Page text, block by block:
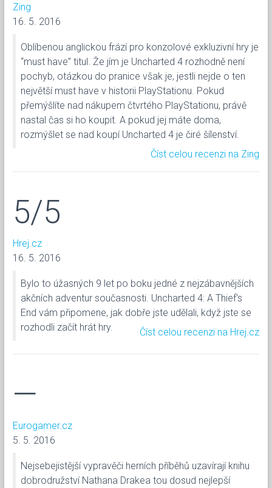
Zing
16. 5. 2016
Oblíbenou anglickou frází pro konzolové exkluzivní hry je
“must have” titul. Že jím je Uncharted 4 rozhodně není
pochyb, otázkou do pranice však je, jestli nejde o ten
největší must have v historii PlayStationu. Pokud
přemýšlíte nad nákupem čtvrtého PlayStationu, právě
nastal čas si ho koupit. A pokud jej máte doma,
rozmýšlet se nad koupí Uncharted 4 je čiré šílenství.
Číst celou recenzi na Zing
5/5
Hrej.cz
16. 5. 2016
Bylo to úžasných 9 let po boku jedné z nejzábavnějších
akčních adventur současnosti. Uncharted 4: A Thief's
End vám připomene, jak dobře jste udělali, když jste se
rozhodli začít hrát hry.
Číst celou recenzi na Hrej.cz
—
Eurogamer.cz
5. 5. 2016
Nejsebejistější vypravěči herních příběhů uzavírají knihu
dobrodružství Nathana Drakea tou dosud nejlepší